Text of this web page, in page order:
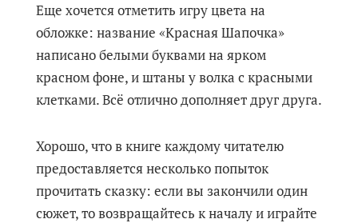
Еще хочется отметить игру цвета на
обложке: название «Красная Шапочка»
написано белыми буквами на ярком
красном фоне, и штаны у волка с красными
клетками. Всё отлично дополняет друг друга.
Хорошо, что в книге каждому читателю
предоставляется несколько попыток
прочитать сказку: если вы закончили один
сюжет, то возвращайтесь к началу и играйте